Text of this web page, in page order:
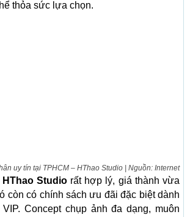
thỏa sức lựa chọn.
uy tín tại TPHCM – HThao Studio | Nguồn: Internet
HThao Studiorất hợp lý, giá thành vừa
còn có chính sách ưu đãi đặc biệt dành
Concept chụp ảnh đa dạng, muôn